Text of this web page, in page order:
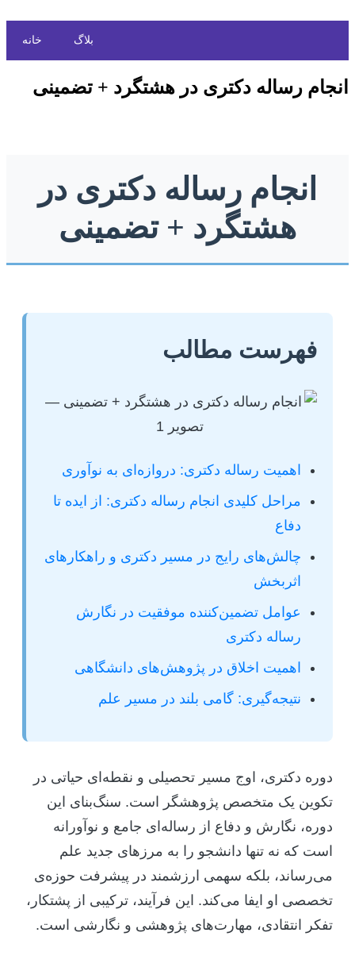
خانه بلاگ
انجام رساله دکتری در هشتگرد + تضمینی
انجام رساله دکتری در
هشتگرد + تضمینی
فهرست مطالب
اهمیت رساله دکتری: دروازه‌ای به نوآوری
مراحل کلیدی انجام رساله دکتری: از ایده تا
دفاع
چالش‌های رایج در مسیر دکتری و راهکارهای
اثربخش
عوامل تضمین‌کننده موفقیت در نگارش
رساله دکتری
اهمیت اخلاق در پژوهش‌های دانشگاهی
نتیجه‌گیری: گامی بلند در مسیر علم
دوره دکتری، اوج مسیر تحصیلی و نقطه‌ای حیاتی در
تکوین یک متخصص پژوهشگر است. سنگ‌بنای این
دوره، نگارش و دفاع از رساله‌ای جامع و نوآورانه
است که نه تنها دانشجو را به مرزهای جدید علم
می‌رساند، بلکه سهمی ارزشمند در پیشرفت حوزه‌ی
تخصصی او ایفا می‌کند. این فرآیند، ترکیبی از پشتکار،
تفکر انتقادی، مهارت‌های پژوهشی و نگارشی است.